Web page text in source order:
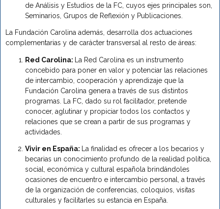
de Análisis y Estudios de la FC, cuyos ejes principales son,
Seminarios, Grupos de Reflexión y Publicaciones.
La Fundación Carolina además, desarrolla dos actuaciones
complementarias y de carácter transversal al resto de áreas:
Red Carolina: La Red Carolina es un instrumento
concebido para poner en valor y potenciar las relaciones
de intercambio, cooperación y aprendizaje que la
Fundación Carolina genera a través de sus distintos
programas. La FC, dado su rol facilitador, pretende
conocer, aglutinar y propiciar todos los contactos y
relaciones que se crean a partir de sus programas y
actividades.
Vivir en España:
La finalidad es ofrecer a los becarios y
becarias un conocimiento profundo de la realidad política,
social, económica y cultural española brindándoles
ocasiones de encuentro e intercambio personal, a través
de la organización de conferencias, coloquios, visitas
culturales y facilitarles su estancia en España.